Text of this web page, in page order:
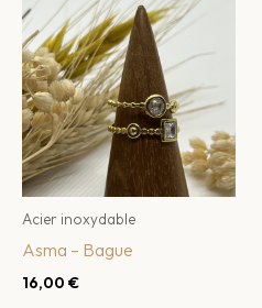
Acier inoxydable
Asma – Bague
16,00 €